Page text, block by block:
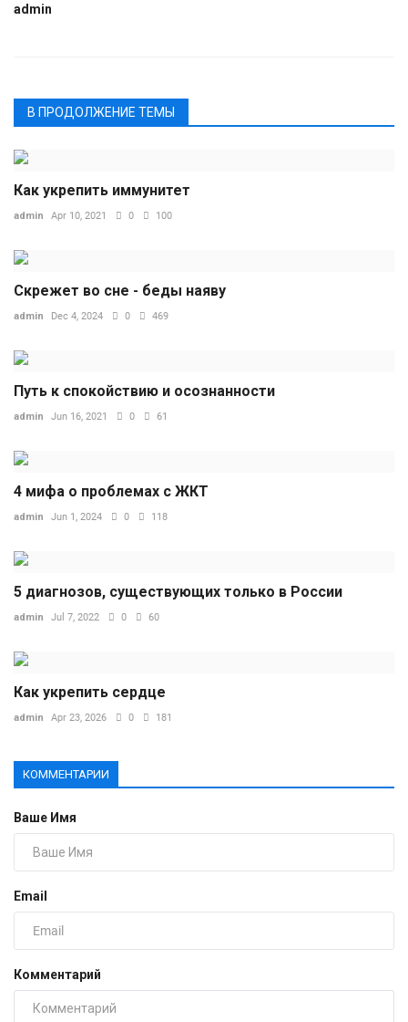
admin
В ПРОДОЛЖЕНИЕ ТЕМЫ
Как укрепить иммунитет
admin Apr 10, 2021 0 100
Скрежет во сне - беды наяву
admin Dec 4, 2024 0 469
Путь к спокойствию и осознанности
admin Jun 16, 2021 0 61
4 мифа о проблемах с ЖКТ
admin Jun 1, 2024 0 118
5 диагнозов, существующих только в России
admin Jul 7, 2022 0 60
Как укрепить сердце
admin Apr 23, 2026 0 181
КОММЕНТАРИИ
Ваше Имя
Email
Комментарий